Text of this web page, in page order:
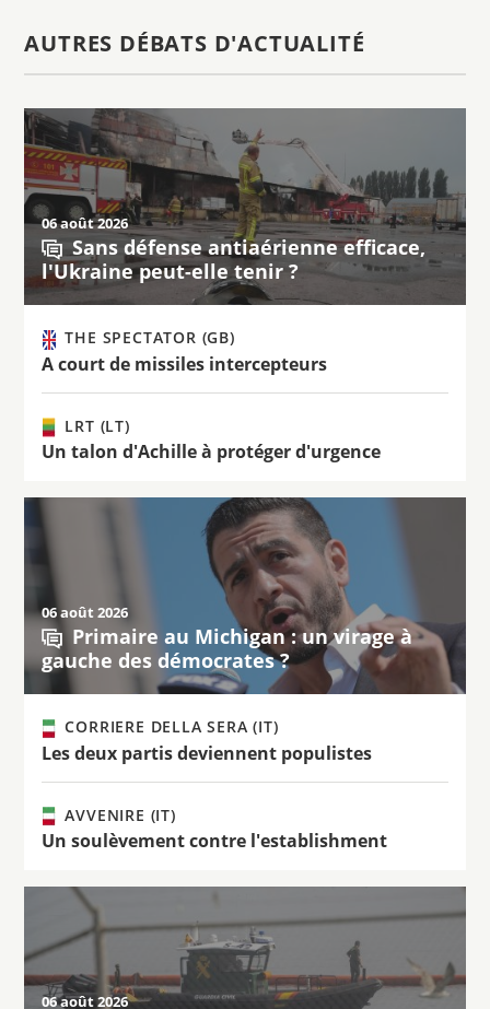
AUTRES DÉBATS D'ACTUALITÉ
06 août 2026
Sans défense antiaérienne efficace,
l'Ukraine peut-elle tenir ?
THE SPECTATOR (GB)
A court de missiles intercepteurs
LRT (LT)
Un talon d'Achille à protéger d'urgence
06 août 2026
Primaire au Michigan : un virage à
gauche des démocrates ?
CORRIERE DELLA SERA (IT)
Les deux partis deviennent populistes
AVVENIRE (IT)
Un soulèvement contre l'establishment
06 août 2026